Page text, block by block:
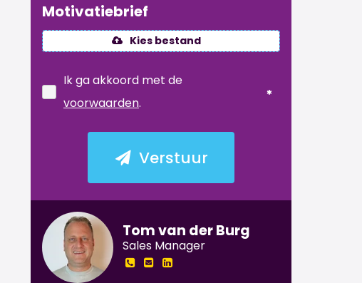
Tom van der Burg
Sales Manager
Motivatiebrief
Kies bestand
Ik ga akkoord met de
voorwaarden.
Verstuur